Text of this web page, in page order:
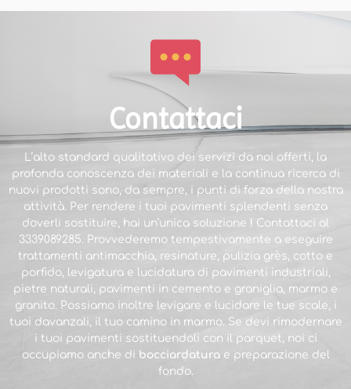
Contattaci
L’alto standard qualitativo dei servizi da noi offerti, la
profonda conoscenza dei materiali e la continua ricerca di
nuovi prodotti sono, da sempre, i punti di forza della nostra
attività. Per rendere i tuoi pavimenti splendenti senza
doverli sostituire, hai un’unica soluzione ! Contattaci al
3339089285. Provvederemo tempestivamente a eseguire
trattamenti antimacchia, resinature, pulizia grès, cotto e
porfido, levigatura e lucidatura di pavimenti industriali,
pietre naturali, pavimenti in cemento e graniglia, marmo e
granito. Possiamo inoltre levigare e lucidare le tue scale, i
tuoi davanzali, il tuo camino in marmo. Se devi rimodernare
i tuoi pavimenti sostituendoli con il parquet, noi ci
occupiamo anche di bocciardaturae preparazione del
fondo.